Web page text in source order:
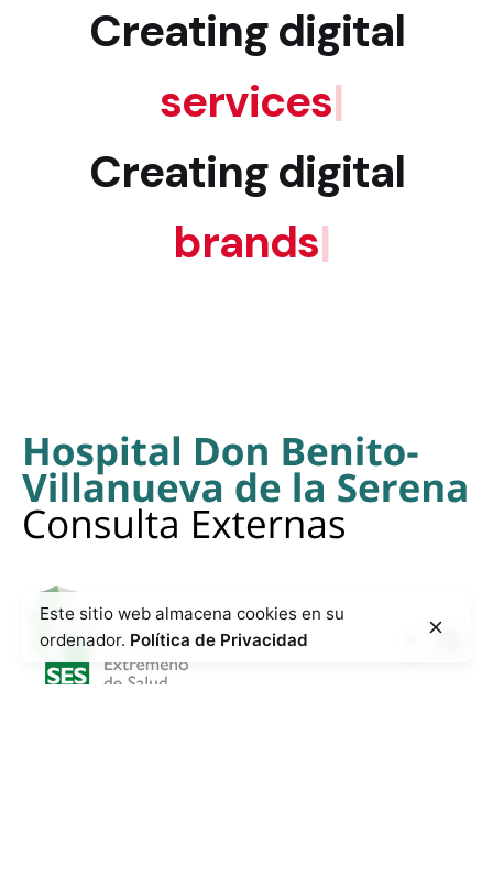
Creating digital
services|
Creating digital
brands|
Este sitio web almacena cookies en su
ordenador. Política de Privacidad